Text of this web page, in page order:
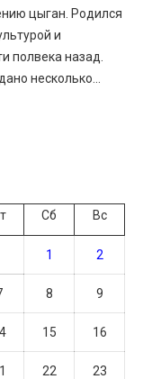
цыган. Родился
и
полвека назад.
несколько...
Сб Вс
1 2
8 9
15 16
22 23